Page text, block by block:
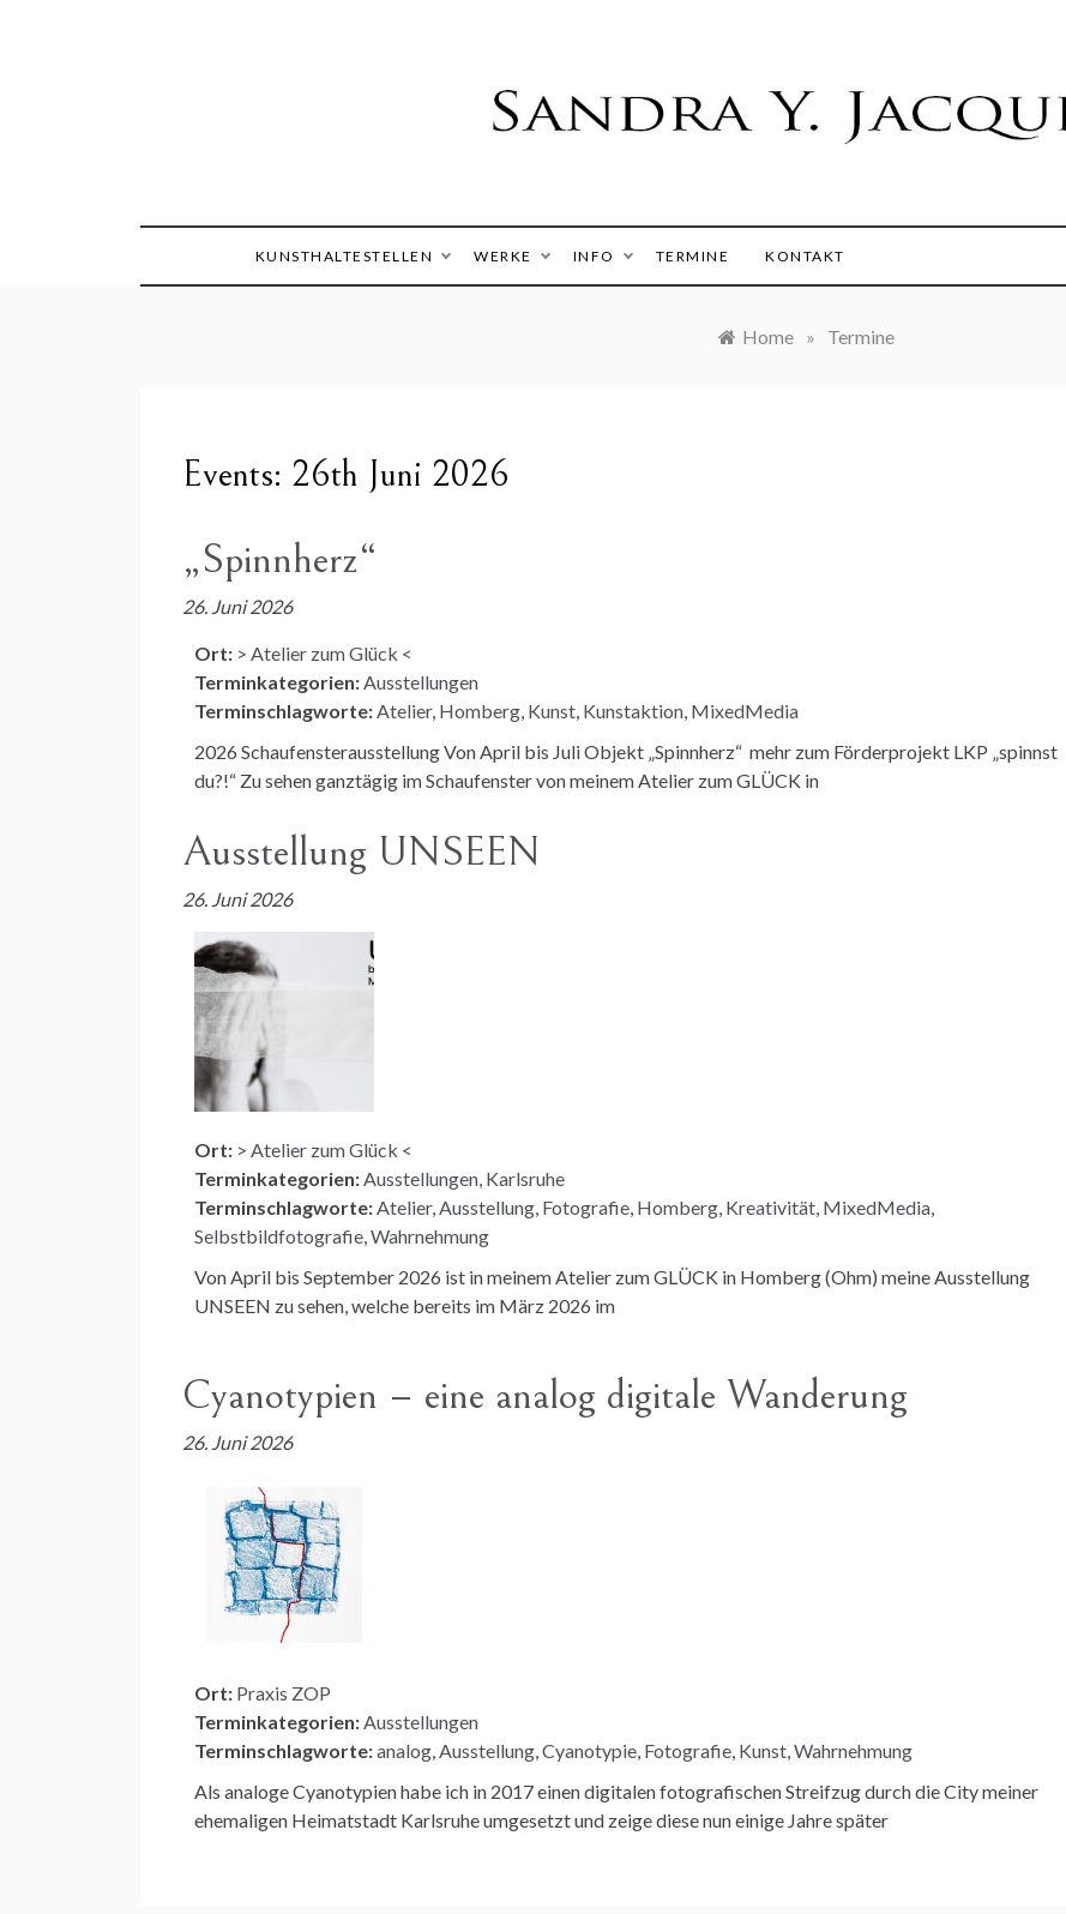
KUNSTHALTESTELLEN WERKE INFO TERMINE KONTAKT
Home » Termine
Events: 26th Juni 2026
„Spinnherz“
26. Juni 2026
Ort: > Atelier zum Glück <
Terminkategorien:Ausstellungen
Terminschlagworte:Atelier, Homberg, Kunst, Kunstaktion, MixedMedia
2026 Schaufensterausstellung Von April bis Juli Objekt „Spinnherz“ mehr zum Förderprojekt LKP „spinnst
du?!“ Zu sehen ganztägig im Schaufenster von meinem Atelier zum GLÜCK in
Ausstellung UNSEEN
26. Juni 2026
Ort: > Atelier zum Glück <
Terminkategorien:Ausstellungen, Karlsruhe
Terminschlagworte:Atelier,Ausstellung, Fotografie, Homberg, Kreativität, MixedMedia,
Selbstbildfotografie,Wahrnehmung
Von April bis September 2026 ist in meinem Atelier zum GLÜCK in Homberg (Ohm) meine Ausstellung
UNSEEN zu sehen, welche bereits im März 2026 im
Cyanotypien – eine analog digitale Wanderung
26. Juni 2026
Ort: Praxis ZOP
Terminkategorien:Ausstellungen
Terminschlagworte:analog,Ausstellung,Cyanotypie, Fotografie, Kunst,Wahrnehmung
Als analoge Cyanotypien habe ich in 2017 einen digitalen fotografischen Streifzug durch die City meiner
ehemaligen Heimatstadt Karlsruhe umgesetzt und zeige diese nun einige Jahre später